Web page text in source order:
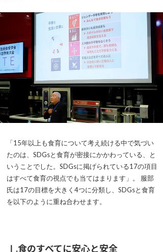
「15年以上も食育について考え続ける中で気づい
たのは、SDGsと食育が密接にかかわっている、と
いうことでした。SDGsに掲げられている17の項目
はすべて食育の視点でも当てはまります」。 服部
氏は17の目標を大きく4つに分類し、SDGsと食育
を以下のように重ね合わせます。
Ⅰ.食のすべてに安心と安全